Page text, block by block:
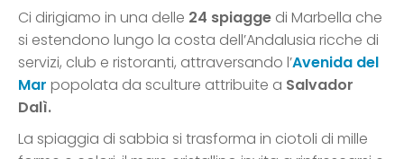
Ci dirigiamo in una delle 24 spiagge di Marbella che
si estendono lungo la costa dell’Andalusia ricche di
servizi, club e ristoranti, attraversando l’Avenida del
Mar popolata da sculture attribuite a Salvador
Dalì.
La spiaggia di sabbia si trasforma in ciotoli di mille